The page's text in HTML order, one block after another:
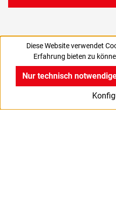
1,50 € 1,80 €
Diese Website verwendet
Erfahrung bieten zu
Nur technisch
v